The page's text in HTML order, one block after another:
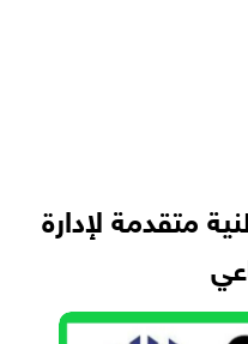
متقدمة لإدارة